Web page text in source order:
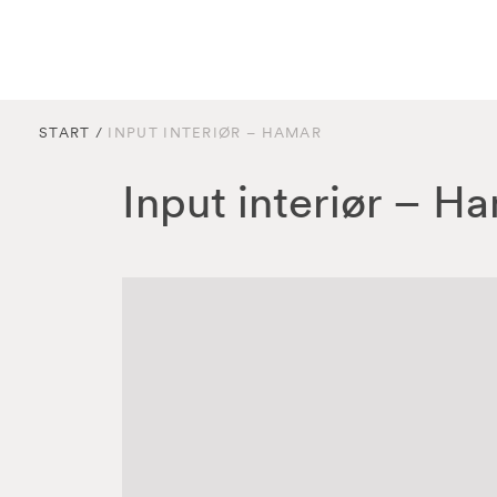
START / INPUT INTERIØR – HAMAR
Input interiør –